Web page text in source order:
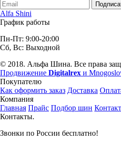
Alfa Shini
График работы
Пн-Пт: 9:00-20:00
Сб, Вс: Выходной
© 2018. Альфа Шина. Все права
Продвижение Digitalrex и
Покупателю
Как оформить заказ Доставка
Компания
Главная Прайс Подбор шин
Контакты.
Звонки по России бесплатно!